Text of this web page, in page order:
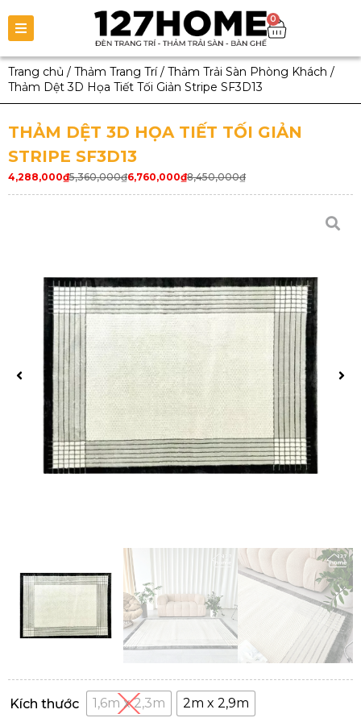
0
Trang chủ / Thảm Trang Trí/ Thảm Trải Sàn Phòng Khách /
Thảm Dệt 3D Họa Tiết Tối Giản Stripe SF3D13
THẢM DỆT 3D HỌA TIẾT TỐI GIẢN
STRIPE SF3D13
5,360,000₫
4,288,000₫ 8,450,000₫
6,760,000₫
Kích thước 1,6m x 2,3m 2m x 2,9m